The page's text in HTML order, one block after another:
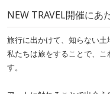
NEW TRAVEL開催にあ
旅行に出かけて、知らない土
私たちは旅をすることで、
す。